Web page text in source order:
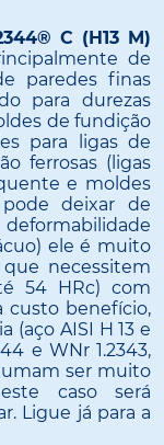
C (H13 M)
de
paredes finas
para durezas
de fundição
para ligas de
ferrosas (ligas
e moldes
deixar de
ele é muito
necessitem
54 HRc) com
custo benefício,
(aço AISI H 13 e
e WNr 1.2343,
ser muito
caso será
Ligue já para a